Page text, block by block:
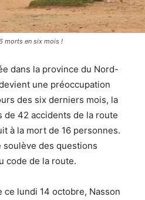
morts en six mois !
dans la province du Nord-
une préoccupation
des six derniers mois, la
de 42 accidents de la route
à la mort de 16 personnes.
soulève des questions
code de la route.
ce lundi 14 octobre, Nasson